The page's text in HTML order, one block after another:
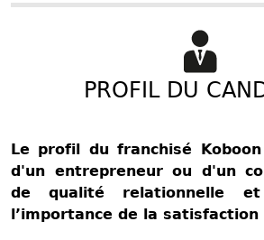
PROFIL DU
Le profil du franchisé
d'un entrepreneur ou d'un
de qualité relationnelle
l’importance de la satisfaction